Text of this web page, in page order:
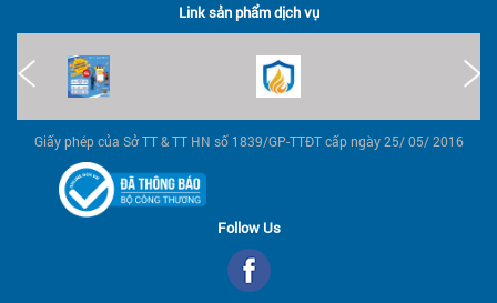
Link sản phẩm dịch vụ
Giấy phép của Sở TT & TT HN số 1839/GP-TTĐT cấp ngày 25/ 05/ 2016
Follow Us